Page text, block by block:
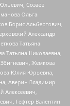
Созаев
Ольга
Борис Альбертович,
Александр
Татьяна
Татьяна Николаевна,
Жемкова
Юлия Юрьевна,
Аверин Владимир
Гефтер Валентин